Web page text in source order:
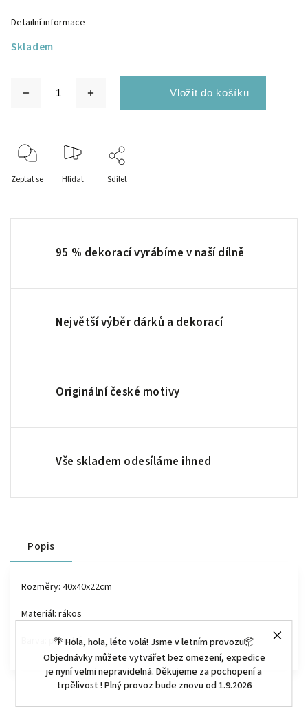
🌴 Hola, hola, léto volá! Jsme v letním provozu📦
Objednávky můžete vytvářet bez omezení, expedice
je nyní velmi nepravidelná. Děkujeme za pochopení a
trpělivost ! Plný provoz bude znovu od 1.9.2026
Skladem
Detailní informace
Zeptat se Hlídat Sdílet
95 % dekorací vyrábíme v naší dílně
Největší výběr dárků a dekorací
Originální české motivy
Vše skladem odesíláme ihned
Popis
Rozměry: 40x40x22cm
Materiál: rákos
Barva: přírodní